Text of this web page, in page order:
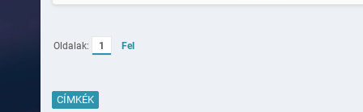
"COL_LRED"63
Oldalak: 1
Fel
CÍMKÉK